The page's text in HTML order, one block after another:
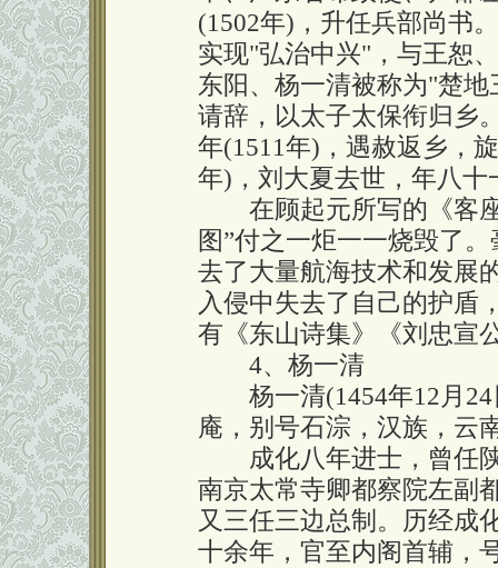
(1502年)，升任兵部尚书
实现"弘治中兴"，与王恕
东阳、杨一清被称为"楚
请辞，以太子太保衔归乡
年(1511年)，遇赦返乡，
年)，刘大夏去世，年八十
在顾起元所写的《客座
图”付之一炬一一烧毁了
去了大量航海技术和发展
入侵中失去了自己的护盾
有《东山诗集》《刘忠宣
4、杨一清
杨一清(1454年12月24
庵，别号石淙，汉族，云
成化八年进士，曾任陕
南京太常寺卿都察院左副
又三任三边总制。历经成
十余年，官至内阁首辅，